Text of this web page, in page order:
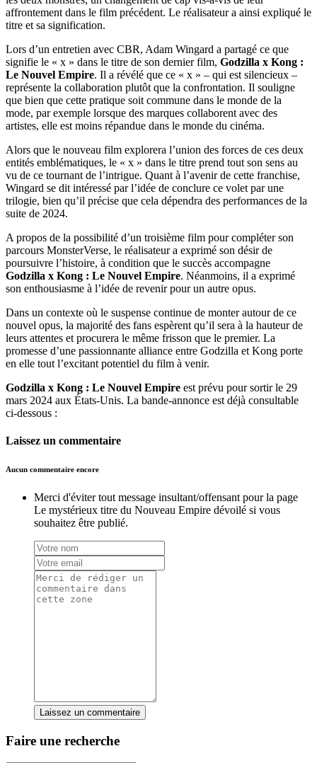
affrontement dans le film précédent. Le réalisateur a ainsi expliqué le
titre et sa signification.
Lors d’un entretien avec CBR, Adam Wingard a partagé ce que
signifie le « x » dans le titre de son dernier film, Godzilla x Kong :
Le Nouvel Empire. Il a révélé que ce « x » – qui est silencieux –
représente la collaboration plutôt que la confrontation. Il souligne
que bien que cette pratique soit commune dans le monde de la
mode, par exemple lorsque des marques collaborent avec des
artistes, elle est moins répandue dans le monde du cinéma.
Alors que le nouveau film explorera l’union des forces de ces deux
entités emblématiques, le « x » dans le titre prend tout son sens au
vu de ce tournant de l’intrigue. Quant à l’avenir de cette franchise,
Wingard se dit intéressé par l’idée de conclure ce volet par une
trilogie, bien qu’il précise que cela dépendra des performances de la
suite de 2024.
A propos de la possibilité d’un troisième film pour compléter son
parcours MonsterVerse, le réalisateur a exprimé son désir de
poursuivre l’histoire, à condition que le succès accompagne
Godzilla x Kong : Le Nouvel Empire. Néanmoins, il a exprimé
son enthousiasme à l’idée de revenir pour un autre opus.
Dans un contexte où le suspense continue de monter autour de ce
nouvel opus, la majorité des fans espèrent qu’il sera à la hauteur de
leurs attentes et procurera le même frisson que le premier. La
promesse d’une passionnante alliance entre Godzilla et Kong porte
en elle tout l’excitant potentiel du film à venir.
Godzilla x Kong : Le Nouvel Empire est prévu pour sortir le 29
mars 2024 aux États-Unis. La bande-annonce est déjà consultable
ci-dessous :
Laissez un commentaire
Aucun commentaire encore
Merci d'éviter tout message insultant/offensant pour la page
Le mystérieux titre du Nouveau Empire dévoilé si vous
souhaitez être publié.
Laissez un commentaire
Faire une recherche